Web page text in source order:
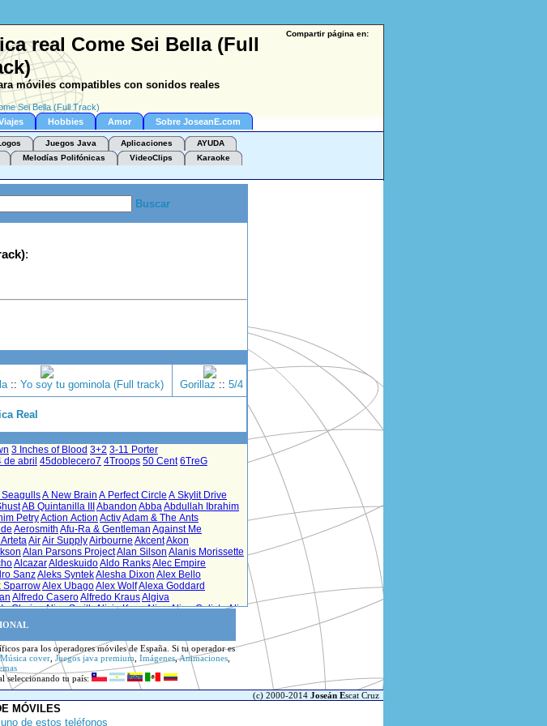
real Come Sei Bella (Full
móviles compatibles con sonidos reales
Compartir página en:
Sei Bella (Full Track)
Hobbies Amor Sobre JoseanE.com
Juegos Java Aplicaciones
AYUDA
Melodías Polifónicas VideoClips
Karaoke
Buscar
:
:: Yo soy tu gominola (Full track) Gorillaz :: 5/4
Real
para los operadores móviles de España. Si tu operador es
Música cover, Juegos java premium Imágenes,Animaciones,
seleccionando tu país:
(c) 2000-2014 Joseán Escat Cruz
MÓVILES
de estos teléfonos